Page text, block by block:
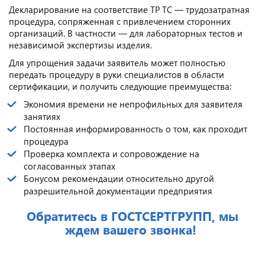
Декларирование на соответствие ТР ТС — трудозатратная
процедура, сопряженная с привлечением сторонних
организаций. В частности — для лабораторных тестов и
независимой экспертизы изделия.
Для упрощения задачи заявитель может полностью
передать процедуру в руки специалистов в области
сертификации, и получить следующие преимущества:
Экономия времени не непрофильных для заявителя
занятиях
Постоянная информированность о том, как проходит
процедура
Проверка комплекта и сопровождение на
согласованных этапах
Бонусом рекомендации относительно другой
разрешительной документации предприятия
Обратитесь в ГОСТСЕРТГРУПП, мы
ждем вашего звонка!